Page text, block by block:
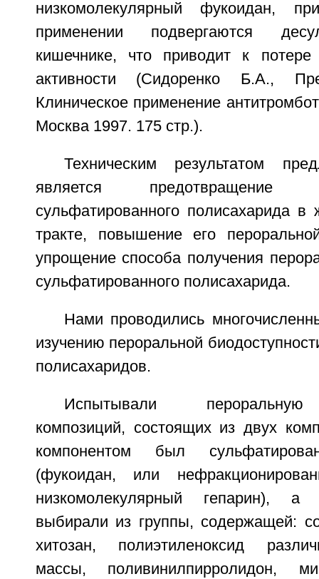
низкомолекулярный фукоидан,
применении подвергаются
кишечнике, что приводит к потере
активности (Сидоренко Б.А.,
Клиническое применение
Москва 1997. 175 стр.).
Техническим результатом
является предотвращение
сульфатированного полисахарида в
тракте, повышение его
упрощение способа получения
сульфатированного полисахарида.
Нами проводились
изучению пероральной
полисахаридов.
Испытывали пероральную
композиций, состоящих из двух
компонентом был
(фукоидан, или
низкомолекулярный гепарин), а
выбирали из группы, содержащей:
хитозан, полиэтиленоксид
массы, поливинилпирролидон,